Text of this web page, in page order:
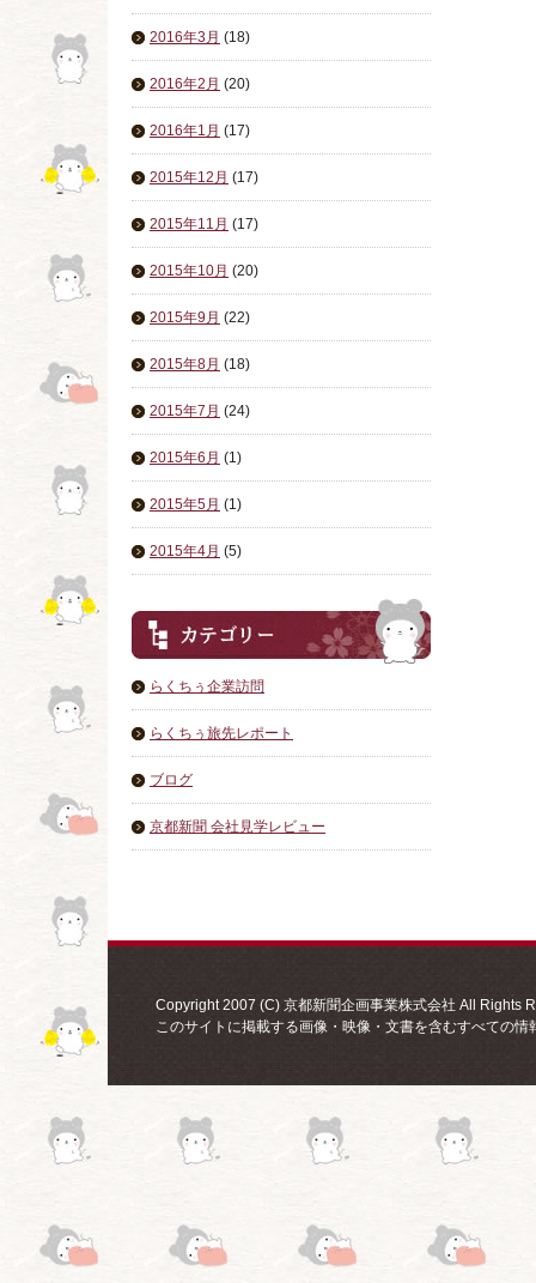
2016年3月 (18)
2016年2月 (20)
2016年1月 (17)
2015年12月 (17)
2015年11月 (17)
2015年10月 (20)
2015年9月 (22)
2015年8月 (18)
2015年7月 (24)
2015年6月 (1)
2015年5月 (1)
2015年4月 (5)
らくちぅ企業訪問
らくちぅ旅先レポート
ブログ
京都新聞 会社見学レビュー
Copyright 2007 (C) 京都新聞企画事業株式会社 All Rights
このサイトに掲載する画像・映像・文書を含むすべての